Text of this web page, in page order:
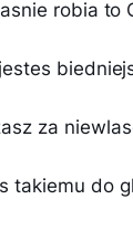
robia to
za
takiemu do